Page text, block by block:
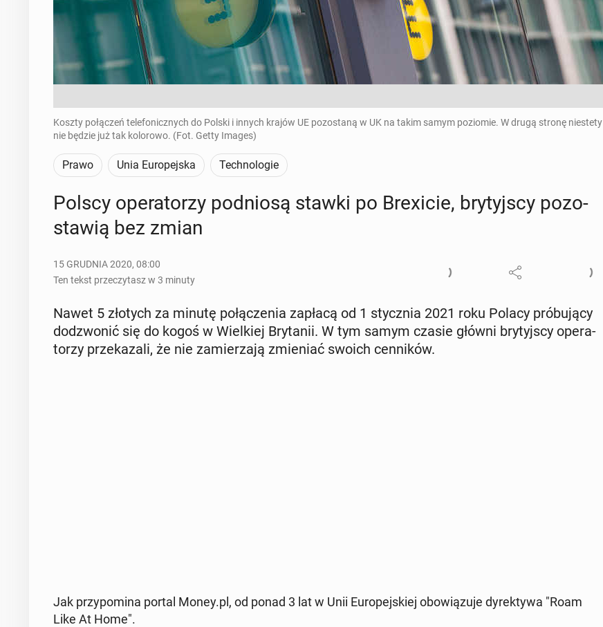
Koszty połączeń telefonicznych do Polski i innych krajów UE pozostaną w UK na takim samym poziomie. W drugą stronę niestety
nie będzie już tak kolorowo. (Fot. Getty Images)
Prawo Unia Europejska Technologie
Polscy ope­ra­to­rzy pod­nio­są stawki po Bre­xi­cie, bry­tyj­scy po­zo­
sta­wią bez zmian
15 GRUDNIA 2020, 08:00
Ten tekst przeczytasz w 3 minuty
Nawet 5 złotych za minutę po­łą­cze­nia zapłacą od 1 stycz­nia 2021 roku Polacy pró­bu­ją­cy
do­dzwo­nić się do kogoś w Wiel­kiej Bry­ta­nii. W tym samym czasie główni bry­tyj­scy ope­ra­
to­rzy prze­ka­za­li, że nie za­mie­rza­ją zmie­niać swoich cen­ni­ków.
Jak przy­po­mi­na portal Money.pl, od ponad 3 lat w Unii Eu­ro­pej­skiej obo­wią­zu­je dy­rek­ty­wa "Roam
Like At Home".